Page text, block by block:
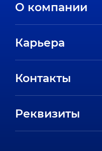
О компании
Направления
Карьера
Контакты
Реквизиты